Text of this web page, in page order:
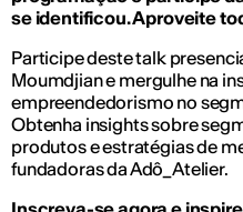
se identificou. Aproveite
Participe deste talk
Moumdjian e mergulhe na
empreendedorismo no
Obtenha insights sobre
produtos e estratégias de
fundadoras da Adô_Atelier.